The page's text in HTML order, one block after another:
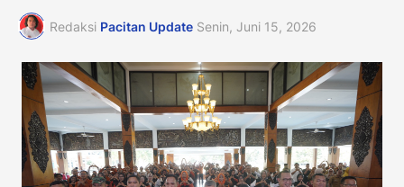
Redaksi Pacitan Update Senin, Juni 15, 2026